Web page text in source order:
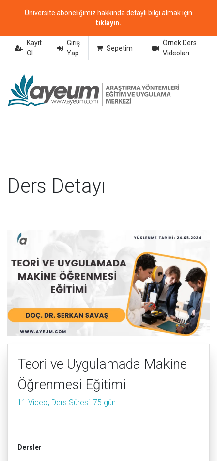
Üniversite aboneliğimiz hakkında detaylı bilgi almak için
tıklayın.
Kayıt
Ol
Giriş
Yap
Sepetim
Örnek Ders
Videoları
Ders Detayı
Teori ve Uygulamada Makine
Öğrenmesi Eğitimi
11 Video, Ders Süresi: 75 gün
Dersler